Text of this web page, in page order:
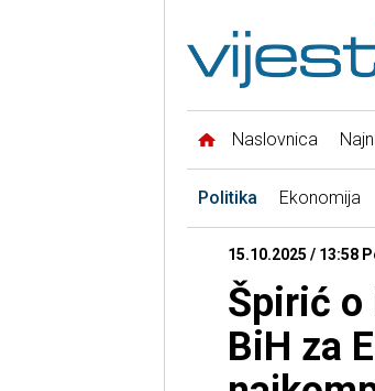
Naslovnica
Politika Ekonomija
15.10.2025 / 13:58
Špirić o
BiH za